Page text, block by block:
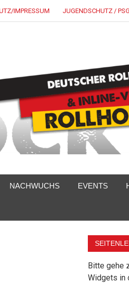
IMPRESSUM JUGENDSCHUTZ / PSG
NACHWUCHS EVENTS
Bitte gehe
Widgets in